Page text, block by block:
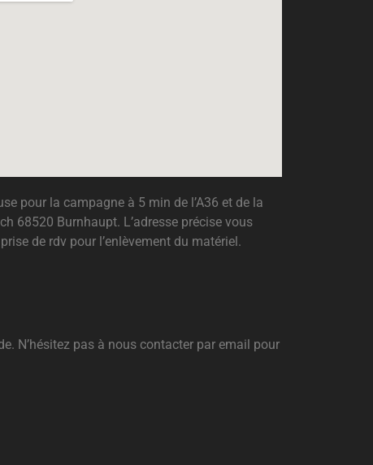
pour la campagne à 5 min de l’A36 et de la
68520 Burnhaupt. L’adresse précise vous
de rdv pour l’enlèvement du matériel.
N’hésitez pas à nous contacter par email pour